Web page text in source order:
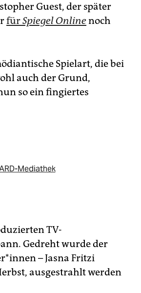
Guest, der später
fürSpiegel Onlinenoch
Spielart, die bei
auch der Grund,
so ein fingiertes
Mediathek
TV-
Gedreht wurde der
– Jasna Fritzi
ausgestrahlt werden